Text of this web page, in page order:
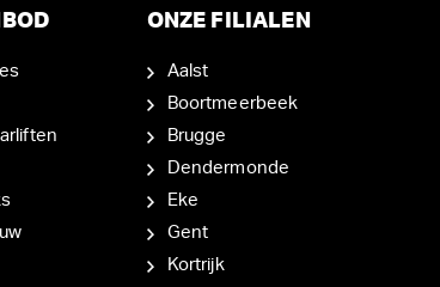
ONZE FILIALEN
Aalst
Boortmeerbeek
Brugge
Dendermonde
Eke
Gent
Kortrijk